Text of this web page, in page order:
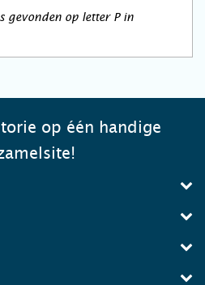
gevonden op letter P in
op één handige